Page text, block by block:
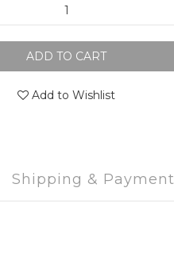
ADD TO CART
Add to Wishlist
Shipping & Payment